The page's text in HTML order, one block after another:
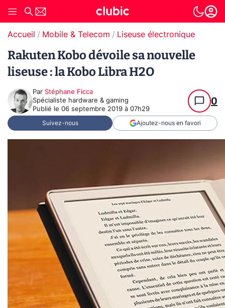
Accueil Mobile & Telecom Liseuse électronique
Rakuten Kobo dévoile sa nouvelle
liseuse : la Kobo Libra H2O
Par Stéphane Ficca
Spécialiste hardware & gaming
Publié le 06 septembre 2019 à 07h29
0
Suivez-nous Ajoutez-nous en favori